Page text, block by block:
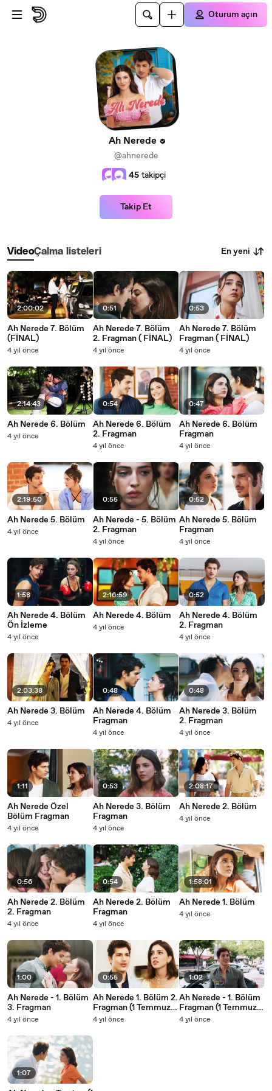
Ana içeriğe atla
Oturum açın
Ah Nerede
@ahnerede
45 takipçi
Takip Et
VideoÇalma listeleri En yeni
2:00:02
Ah Nerede 7. Bölüm
(FİNAL)
4 yıl önce
2:14:43
Ah Nerede 6. Bölüm
4 yıl önce
2:19:50
Ah Nerede 5. Bölüm
4 yıl önce
1:58
Ah Nerede 4. Bölüm
Ön İzleme
4 yıl önce
2:03:38
Ah Nerede 3. Bölüm
4 yıl önce
1:11
Ah Nerede Özel
Bölüm Fragman
4 yıl önce
0:56
Ah Nerede 2. Bölüm
2. Fragman
4 yıl önce
1:00
Ah Nerede - 1. Bölüm
3. Fragman
4 yıl önce
1:07
0:51
Ah Nerede 7. Bölüm
2. Fragman ( FİNAL)
4 yıl önce
0:54
Ah Nerede 6. Bölüm
2. Fragman
4 yıl önce
0:55
Ah Nerede - 5. Bölüm
2. Fragman
4 yıl önce
2:16:59
Ah Nerede 4. Bölüm
4 yıl önce
0:48
Ah Nerede 4. Bölüm
Fragman
4 yıl önce
0:53
Ah Nerede 3. Bölüm
Fragman
4 yıl önce
0:54
Ah Nerede 2. Bölüm
Fragman
4 yıl önce
0:55
Ah Nerede 1. Bölüm 2.
Fragman (1 Temmuz
Cuma)
4 yıl önce
0:53
Ah Nerede 7. Bölüm
Fragman ( FİNAL)
4 yıl önce
0:47
Ah Nerede 6. Bölüm
Fragman
4 yıl önce
0:52
Ah Nerede 5. Bölüm
Fragman
4 yıl önce
0:52
Ah Nerede 4. Bölüm
2. Fragman
4 yıl önce
0:48
Ah Nerede 3. Bölüm
2. Fragman
4 yıl önce
2:08:17
Ah Nerede 2. Bölüm
4 yıl önce
1:58:01
Ah Nerede 1. Bölüm
4 yıl önce
1:02
Ah Nerede - 1. Bölüm
Fragman (1 Temmuz
Cuma)
4 yıl önce